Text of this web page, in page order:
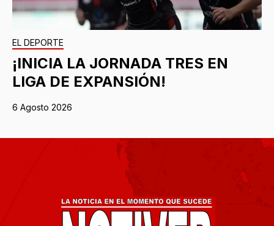
EL DEPORTE
¡INICIA LA JORNADA TRES EN
LIGA DE EXPANSIÓN!
6 Agosto 2026